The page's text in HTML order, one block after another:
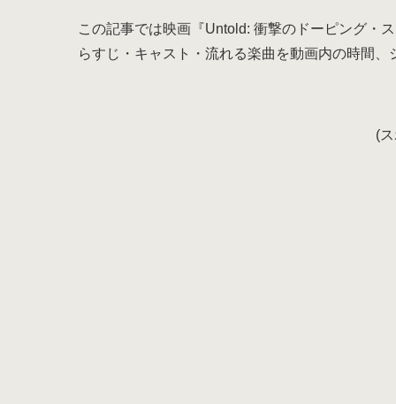
この記事では映画『Untold: 衝撃のドーピング・
らすじ・キャスト・流れる楽曲を動画内の時間
(